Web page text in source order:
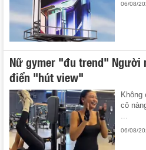
06/08/
Nữ gymer "đu trend" Người
điển "hút view"
Không
cô
...
06/08/